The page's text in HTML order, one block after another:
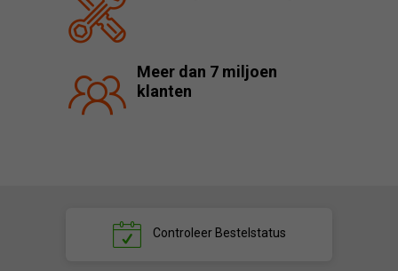
Meer dan 7 miljoen
klanten
ControleerBestelstatus